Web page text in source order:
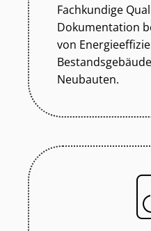
Fachkundige
Dokumentation
von
Neubauten.